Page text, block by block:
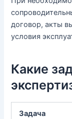
договор, акты
условия
Какие
Задача